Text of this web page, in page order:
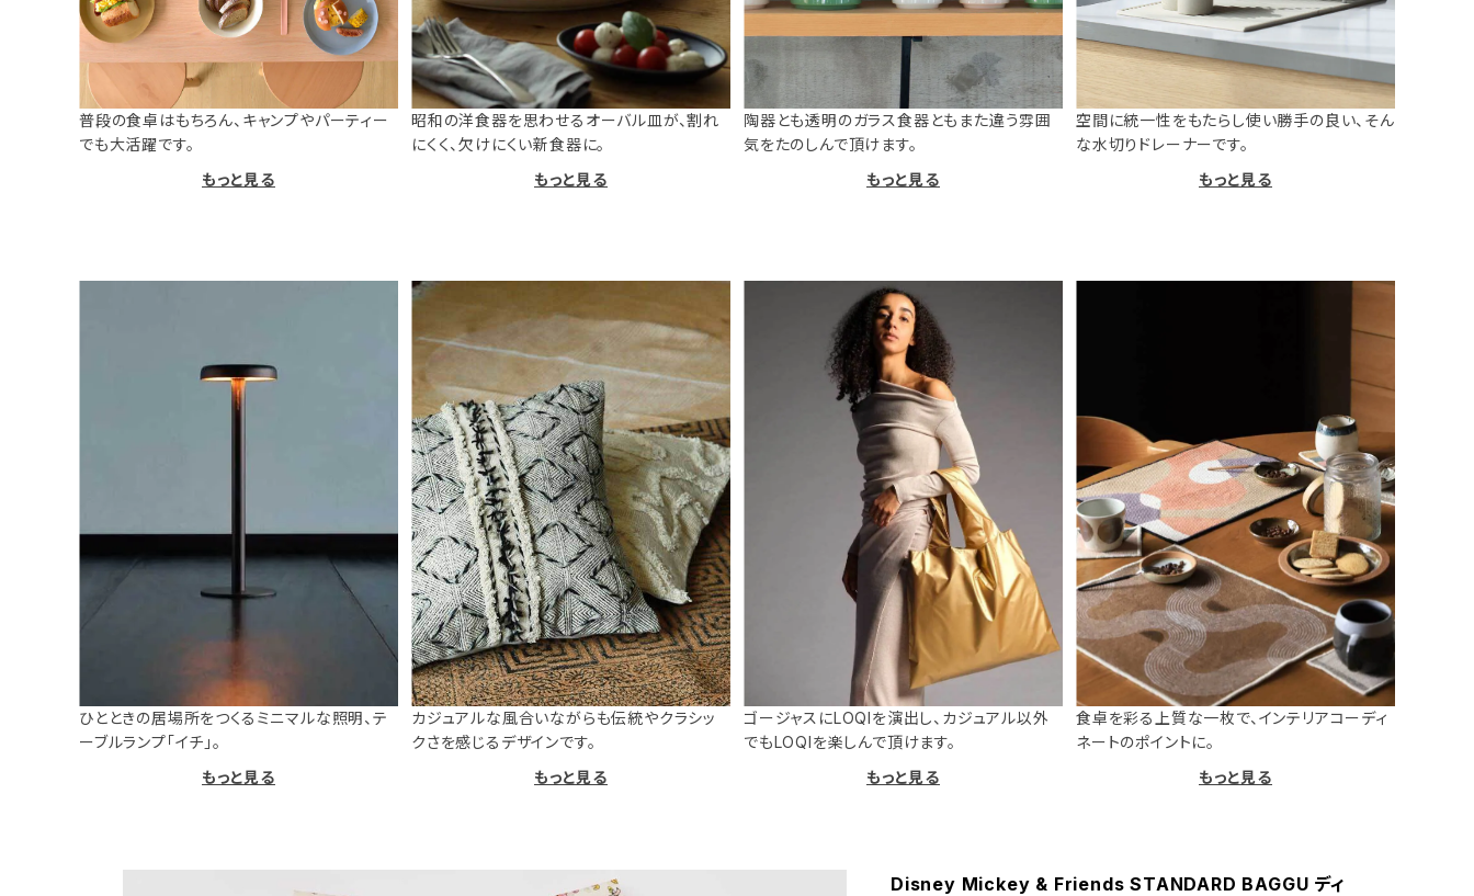
普段の食卓はもちろん、キャンプやパーティー
でも大活躍です。
もっと見る
昭和の洋食器を思わせるオーバル皿が、割れ
にくく、欠けにくい新食器に。
もっと見る
陶器とも透明のガラス食器ともまた違う雰囲
気をたのしんで頂けます。
もっと見る
空間に統一性をもたらし使い勝手の良い、そん
な水切りドレーナーです。
もっと見る
ひとときの居場所をつくるミニマルな照明、テ
ーブルランプ「イチ」。
もっと見る
カジュアルな風合いながらも伝統やクラシッ
クさを感じるデザインです。
もっと見る
ゴージャスにLOQIを演出し、カジュアル以外
でもLOQIを楽しんで頂けます。
もっと見る
食卓を彩る上質な一枚で、インテリアコーディ
ネートのポイントに。
もっと見る
Disney Mickey & Friends STANDARD BAGGU ディ